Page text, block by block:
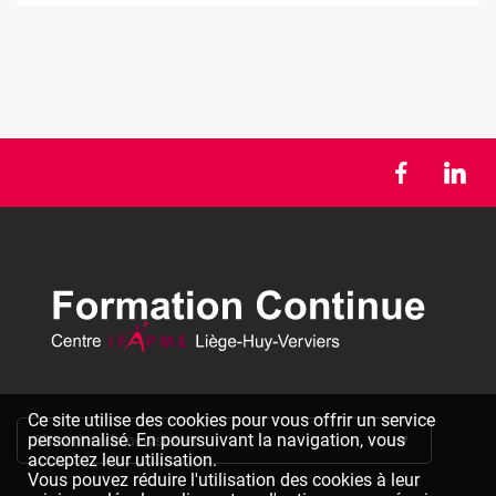
Ce site utilise des cookies pour vous offrir un service
personnalisé. En poursuivant la navigation, vous
acceptez leur utilisation.
Vous pouvez réduire l'utilisation des cookies à leur
S'inscrire à la newsletter